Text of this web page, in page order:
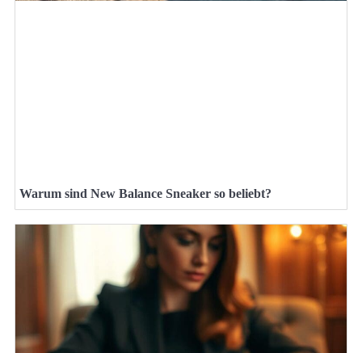
Warum sind New Balance Sneaker so beliebt?